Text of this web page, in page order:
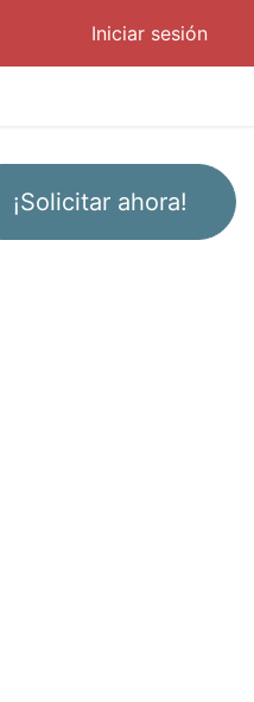
Iniciar sesión
¡Solicitar ahora!